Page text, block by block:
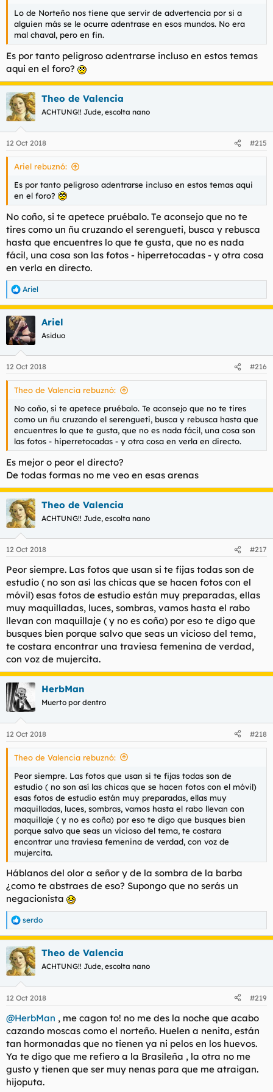
Lo de Norteño nos tiene que servir de advertencia por si a
alguien más se le ocurre adentrase en esos mundos. No era
mal chaval, pero en fin.
Es por tanto peligroso adentrarse incluso en estos temas
aqui en el foro?
Theo de Valencia
ACHTUNG!! Jude, escolta nano
12 Oct 2018 #215
Ariel rebuznó:
Es por tanto peligroso adentrarse incluso en estos temas aqui
en el foro?
No coño, si te apetece pruébalo. Te aconsejo que no te
tires como un ñu cruzando el serengueti, busca y rebusca
hasta que encuentres lo que te gusta, que no es nada
fácil, una cosa son las fotos - hiperretocadas - y otra cosa
en verla en directo.
R
e
a
c
c
i
e
s
Ariel
Ariel
Asiduo
12 Oct 2018 #216
Theo de Valencia rebuznó:
No coño, si te apetece pruébalo. Te aconsejo que no te tires
como un ñu cruzando el serengueti, busca y rebusca hasta que
encuentres lo que te gusta, que no es nada fácil, una cosa son
las fotos - hiperretocadas - y otra cosa en verla en directo.
Es mejor o peor el directo?
De todas formas no me veo en esas arenas
Theo de Valencia
ACHTUNG!! Jude, escolta nano
12 Oct 2018 #217
Peor siempre. Las fotos que usan si te fijas todas son de
estudio ( no son así las chicas que se hacen fotos con el
móvil) esas fotos de estudio están muy preparadas, ellas
muy maquilladas, luces, sombras, vamos hasta el rabo
llevan con maquillaje ( y no es coña) por eso te digo que
busques bien porque salvo que seas un vicioso del tema,
te costara encontrar una traviesa femenina de verdad,
con voz de mujercita.
HerbMan
Muerto por dentro
12 Oct 2018 #218
Theo de Valencia rebuznó:
Peor siempre. Las fotos que usan si te fijas todas son de
estudio ( no son así las chicas que se hacen fotos con el móvil)
esas fotos de estudio están muy preparadas, ellas muy
maquilladas, luces, sombras, vamos hasta el rabo llevan con
maquillaje ( y no es coña) por eso te digo que busques bien
porque salvo que seas un vicioso del tema, te costara
encontrar una traviesa femenina de verdad, con voz de
mujercita.
Háblanos del olor a señor y de la sombra de la barba
¿como te abstraes de eso? Supongo que no serás un
negacionista
R
e
a
c
c
i
e
:
serdo
Theo de Valencia
ACHTUNG!! Jude, escolta nano
12 Oct 2018 #219
@HerbMan , me cagon to! no me des la noche que acabo
cazando moscas como el norteño. Huelen a nenita, están
tan hormonadas que no tienen ya ni pelos en los huevos.
Ya te digo que me refiero a la Brasileña , la otra no me
gusto y tienen que ser muy nenas para que me atraigan.
hijoputa.